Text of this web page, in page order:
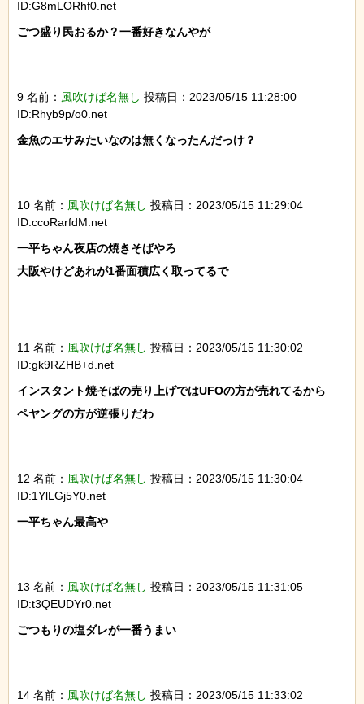
ID:G8mLORhf0.net
ごつ盛り民おるか？一番好きなんやが
9 名前： 風吹けば名無し 投稿日：2023/05/15 11:28:00
ID:Rhyb9p/o0.net
金魚のエサみたいなのは無くなったんだっけ？
10 名前： 風吹けば名無し 投稿日：2023/05/15 11:29:04
ID:ccoRarfdM.net
一平ちゃん夜店の焼きそばやろ
大阪やけどあれが1番面積広く取ってるで
11 名前： 風吹けば名無し 投稿日：2023/05/15 11:30:02
ID:gk9RZHB+d.net
インスタント焼そばの売り上げではUFOの方が売れてるから
ペヤングの方が逆張りだわ
12 名前： 風吹けば名無し 投稿日：2023/05/15 11:30:04
ID:1YlLGj5Y0.net
一平ちゃん最高や
13 名前： 風吹けば名無し 投稿日：2023/05/15 11:31:05
ID:t3QEUDYr0.net
ごつもりの塩ダレが一番うまい
14 名前： 風吹けば名無し 投稿日：2023/05/15 11:33:02